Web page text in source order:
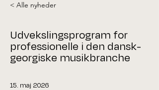
< Alle nyheder
Udvekslingsprogram for
professionelle i den dansk-
georgiske musikbranche
15. maj 2026